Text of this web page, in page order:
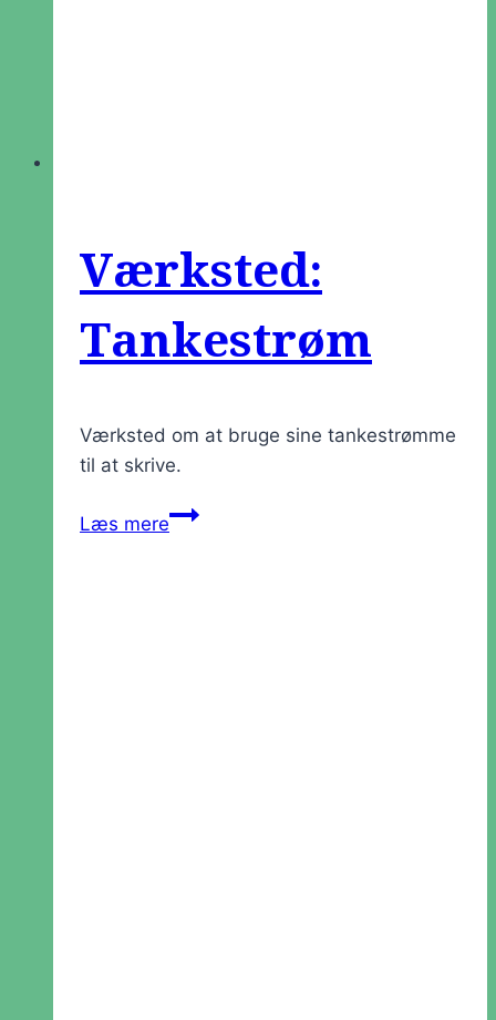
Værksted:
Tankestrøm
Værksted om at bruge sine tankestrømme
til at skrive.
Læs mereVærksted: